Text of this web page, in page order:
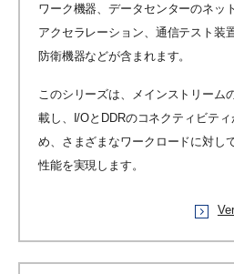
ワーク機器、データセンターのネッ
アクセラレーション、通信テスト装
防衛機器などが含まれます。
このシリーズは、メインストリーム
載し、I/OとDDRのコネクティビテ
め、さまざまなワークロードに対し
性能を実現します。